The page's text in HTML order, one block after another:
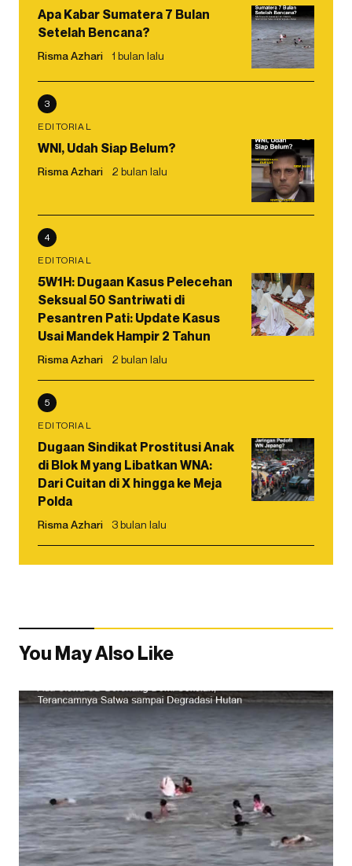
Apa Kabar Sumatera 7 Bulan
Setelah Bencana?
Risma Azhari 1 bulan lalu
3
EDITORIAL
WNI, Udah Siap Belum?
Risma Azhari 2 bulan lalu
4
EDITORIAL
5W1H: Dugaan Kasus Pelecehan
Seksual 50 Santriwati di
Pesantren Pati: Update Kasus
Usai Mandek Hampir 2 Tahun
Risma Azhari 2 bulan lalu
5
EDITORIAL
Dugaan Sindikat Prostitusi Anak
di Blok M yang Libatkan WNA:
Dari Cuitan di X hingga ke Meja
Polda
Risma Azhari 3 bulan lalu
You May Also Like